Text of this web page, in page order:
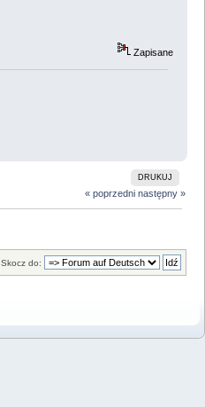
Zapisane
DRUKUJ
« poprzedni następny »
Skocz do: